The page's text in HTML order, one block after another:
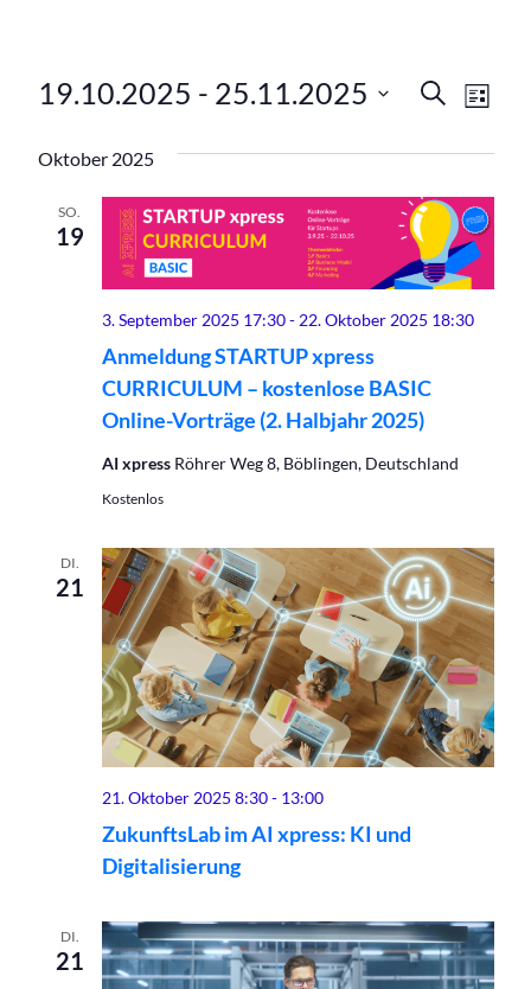
Suche
und
SucheListe
19.10.2025 - 25.11.2025
wählen.
Oktober 2025
SO.
19
Anmeldung STARTUP xpress
CURRICULUM – kostenlose BASIC
Online-Vorträge (2. Halbjahr 2025)
3. September 2025 17:30- 22. Oktober 2025 18:30
AI xpress Röhrer Weg 8, Böblingen, Deutschland
Kostenlos
DI.
21
ZukunftsLab im AI xpress: KI und
Digitalisierung
21. Oktober 2025 8:30- 13:00
DI.
21